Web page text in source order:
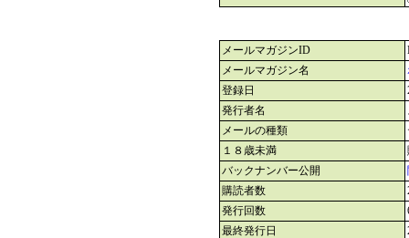
メールマガジンID
メールマガジン名
登録日
発行者名
メールの種類
１８歳未満
バックナンバー公開
購読者数
発行回数
最終発行日